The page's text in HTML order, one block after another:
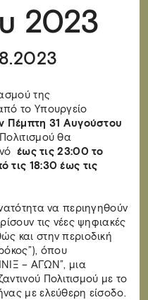
2023
της
το Υπουργείο
Πέμπτη 31 Αυγούστου
θα
έως τις 23:00 το
τις 18:30 έως τις
να περιηγηθούν
τις νέες ψηφιακές
και στην περιοδική
όπου
– ΑΓΩΝ”, μια
Πολιτισμού με το
με ελεύθερη είσοδο.